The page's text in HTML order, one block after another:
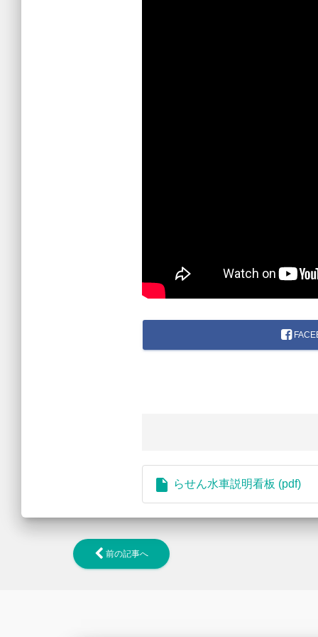
insert_drive_file らせん水車説明看板 (pdf)
前の記事へ